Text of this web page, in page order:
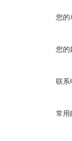
您的
您的
联系
常用